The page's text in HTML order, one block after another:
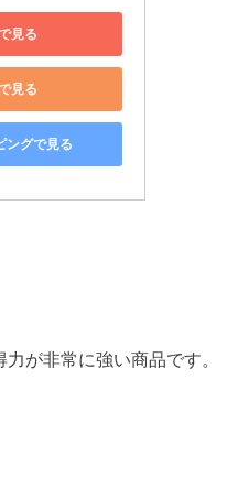
見る
見る
ングで見る
が非常に強い商品です。